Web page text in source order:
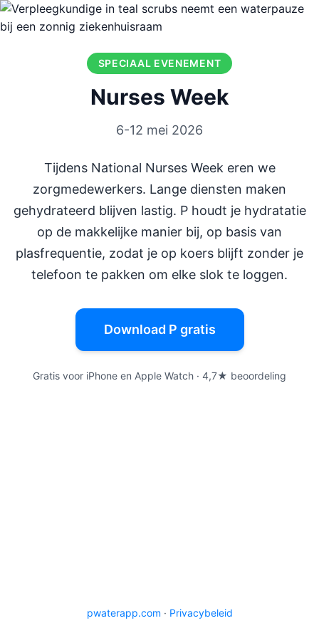
SPECIAAL EVENEMENT
Nurses Week
6-12 mei 2026
Tijdens National Nurses Week eren we
zorgmedewerkers. Lange diensten maken
gehydrateerd blijven lastig. P houdt je hydratatie
op de makkelijke manier bij, op basis van
plasfrequentie, zodat je op koers blijft zonder je
telefoon te pakken om elke slok te loggen.
Download P gratis
Gratis voor iPhone en Apple Watch · 4,7★ beoordeling
pwaterapp.com · Privacybeleid